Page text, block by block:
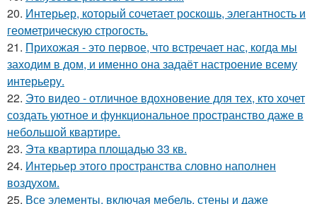
20. Интерьер, который сочетает роскошь, элегантность и
геометрическую строгость.
21. Прихожая - это первое, что встречает нас, когда мы
заходим в дом, и именно она задаёт настроение всему
интерьеру.
22. Это видео - отличное вдохновение для тех, кто хочет
создать уютное и функциональное пространство даже в
небольшой квартире.
23. Эта квартира площадью 33 кв.
24. Интерьер этого пространства словно наполнен
воздухом.
25. Все элементы, включая мебель, стены и даже